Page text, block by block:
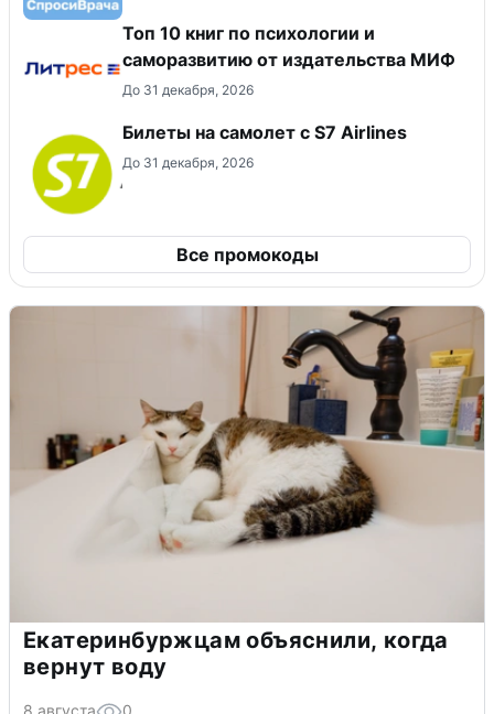
Топ 10 книг по психологии и
саморазвитию от издательства МИФ
До 31 декабря, 2026
Билеты на самолет с S7 Airlines
До 31 декабря, 2026
Все промокоды
Екатеринбуржцам объяснили, когда
вернут воду
8 августа 0